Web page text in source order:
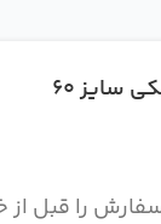
سایز 60